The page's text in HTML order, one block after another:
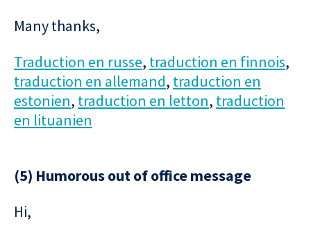
Many thanks,
Traduction en russe, traduction en finnois,
traduction en allemand, traduction en
estonien, traduction en letton, traduction
en lituanien
(5) Humorous out of office message
Hi,